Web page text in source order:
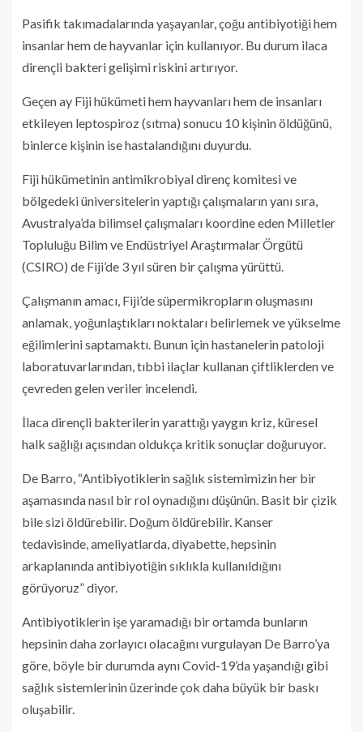
Pasifik takımadalarında yaşayanlar, çoğu antibiyotiği hem
insanlar hem de hayvanlar için kullanıyor. Bu durum ilaca
dirençli bakteri gelişimi riskini artırıyor.
Geçen ay Fiji hükümeti hem hayvanları hem de insanları
etkileyen leptospiroz (sıtma) sonucu 10 kişinin öldüğünü,
binlerce kişinin ise hastalandığını duyurdu.
Fiji hükümetinin antimikrobiyal direnç komitesi ve
bölgedeki üniversitelerin yaptığı çalışmaların yanı sıra,
Avustralya’da bilimsel çalışmaları koordine eden Milletler
Topluluğu Bilim ve Endüstriyel Araştırmalar Örgütü
(CSIRO) de Fiji’de 3 yıl süren bir çalışma yürüttü.
Çalışmanın amacı, Fiji’de süpermikropların oluşmasını
anlamak, yoğunlaştıkları noktaları belirlemek ve yükselme
eğilimlerini saptamaktı. Bunun için hastanelerin patoloji
laboratuvarlarından, tıbbi ilaçlar kullanan çiftliklerden ve
çevreden gelen veriler incelendi.
İlaca dirençli bakterilerin yarattığı yaygın kriz, küresel
halk sağlığı açısından oldukça kritik sonuçlar doğuruyor.
De Barro, “Antibiyotiklerin sağlık sistemimizin her bir
aşamasında nasıl bir rol oynadığını düşünün. Basit bir çizik
bile sizi öldürebilir. Doğum öldürebilir. Kanser
tedavisinde, ameliyatlarda, diyabette, hepsinin
arkaplanında antibiyotiğin sıklıkla kullanıldığını
görüyoruz” diyor.
Antibiyotiklerin işe yaramadığı bir ortamda bunların
hepsinin daha zorlayıcı olacağını vurgulayan De Barro’ya
göre, böyle bir durumda aynı Covid-19’da yaşandığı gibi
sağlık sistemlerinin üzerinde çok daha büyük bir baskı
oluşabilir.